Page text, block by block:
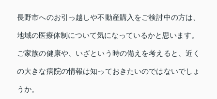
長野市へのお引っ越しや不動産購入をご検討中の方は、
地域の医療体制について気になっているかと思います。
ご家族の健康や、いざという時の備えを考えると、近く
の大きな病院の情報は知っておきたいのではないでしょ
うか。